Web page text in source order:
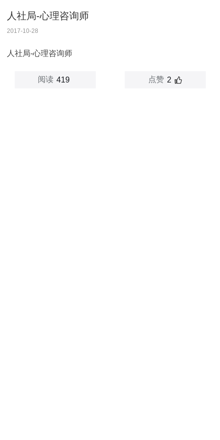
人社局-心理咨询师
2017-10-28
人社局-心理咨询师